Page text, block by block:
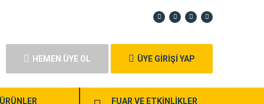
HEMEN ÜYE OL ÜYE GİRİŞİ YAP
ÜRÜNLER FUAR VE ETKİNLİKLER